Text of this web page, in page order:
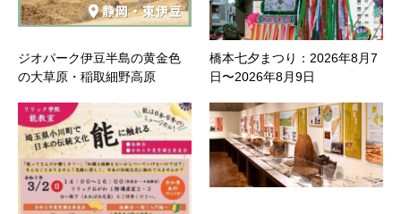
ジオパーク伊豆半島の黄金色
の大草原・稲取細野高原
橋本七夕まつり：2026年8月7
日〜2026年8月9日